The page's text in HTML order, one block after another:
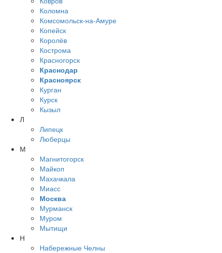
Коломна
Комсомольск-на-Амуре
Копейск
Королёв
Кострома
Красногорск
Краснодар
Красноярск
Курган
Курск
Кызыл
Л
Липецк
Люберцы
М
Магнитогорск
Майкоп
Махачкала
Миасс
Москва
Мурманск
Муром
Мытищи
Н
Набережные Челны